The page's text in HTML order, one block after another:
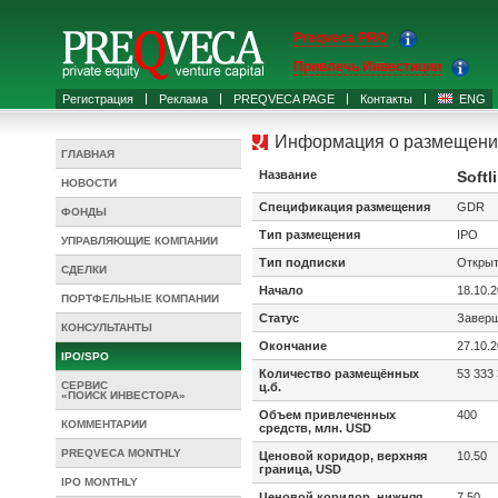
Регистрация Реклама PREQVECA PAGE Контакты ENG
Preqveca PRO
Привлечь Инвестиции
ГЛАВНАЯ
НОВОСТИ
ФОНДЫ
УПРАВЛЯЮЩИЕ КОМПАНИИ
СДЕЛКИ
ПОРТФЕЛЬНЫЕ КОМПАНИИ
КОНСУЛЬТАНТЫ
IPO/SPO
СЕРВИС
«ПОИСК ИНВЕСТОРА»
КОММЕНТАРИИ
PREQVECA MONTHLY
IPO MONTHLY
Информация о
Название
Спецификация размещения GDR
Тип размещения IPO
Тип подписки
Начало
Статус
Окончание
Количество размещённых
ц.б.
53 333
Объем привлеченных
средств, млн. USD
400
Ценовой коридор, верхняя
граница, USD
10.50